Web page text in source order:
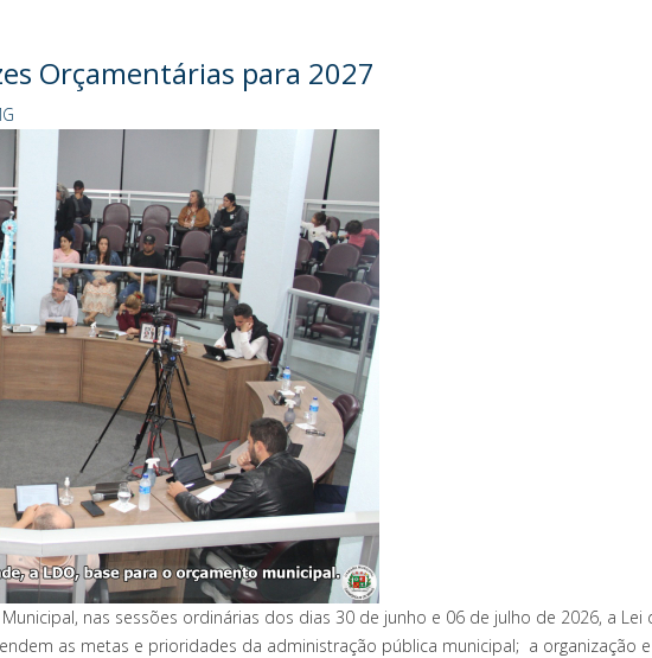
Orçamentárias para 2027
nas sessões ordinárias dos dias 30 de junho e 06 de julho de 2026, a Lei
as metas e prioridades da administração pública municipal; a organização